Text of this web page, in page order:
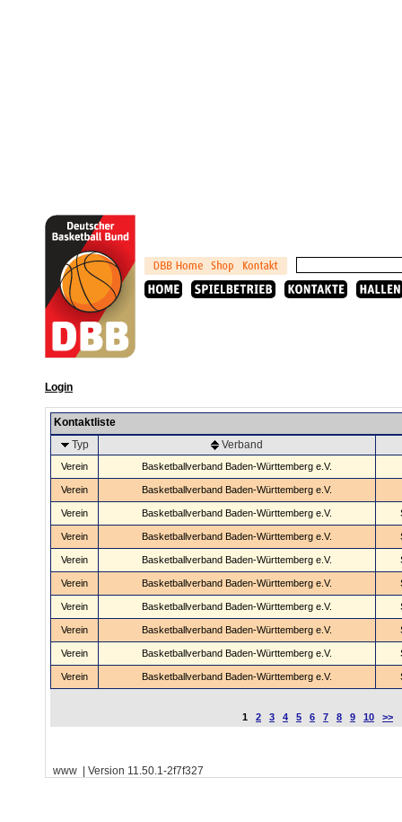
Login
Kontaktliste
Typ
Verband
Verein Basketballverband Baden-Württemberg e.V.
Verein Basketballverband Baden-Württemberg e.V.
Verein Basketballverband Baden-Württemberg e.V.
Verein Basketballverband Baden-Württemberg e.V.
Verein Basketballverband Baden-Württemberg e.V.
Verein Basketballverband Baden-Württemberg e.V.
Verein Basketballverband Baden-Württemberg e.V.
Verein Basketballverband Baden-Württemberg e.V.
Verein Basketballverband Baden-Württemberg e.V.
Verein Basketballverband Baden-Württemberg e.V.
1 2 3 4 5 6 7 8 9 10 >>
www | Version 11.50.1-2f7f327